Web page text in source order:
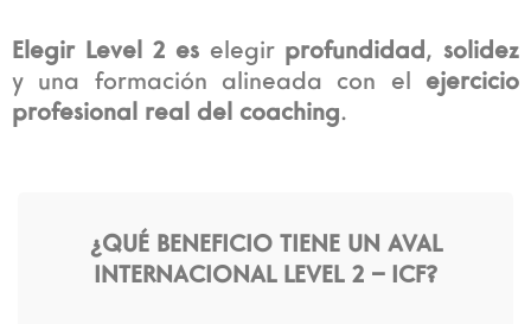
Elegir Level 2 es elegir profundidad, solidez
y una formación alineada con el ejercicio
profesional real del coaching.​
¿QUÉ BENEFICIO TIENE UN AVAL
INTERNACIONAL LEVEL 2 – ICF?